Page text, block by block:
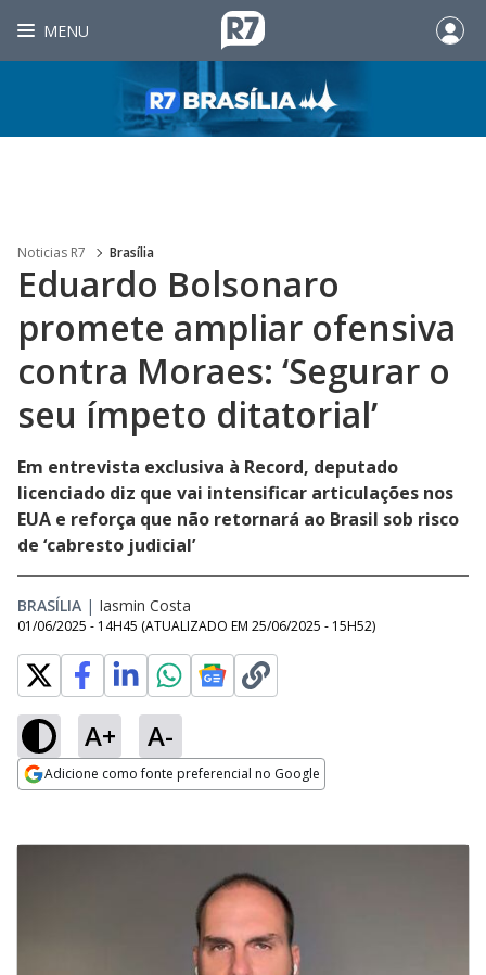
MENU
Noticias R7 Brasília
Eduardo Bolsonaro
promete ampliar ofensiva
contra Moraes: ‘Segurar o
seu ímpeto ditatorial’
Em entrevista exclusiva à Record, deputado
licenciado diz que vai intensificar articulações nos
EUA e reforça que não retornará ao Brasil sob risco
de ‘cabresto judicial’
BRASÍLIA | Iasmin Costa
01/06/2025 - 14H45 (ATUALIZADO EM 25/06/2025 - 15H52)
A+ A-
Adicione como fonte preferencial no Google